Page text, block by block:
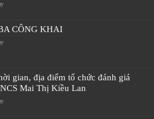
CÔNG KHAI
gian, địa điểm tổ chức đánh giá
Mai Thị Kiều Lan